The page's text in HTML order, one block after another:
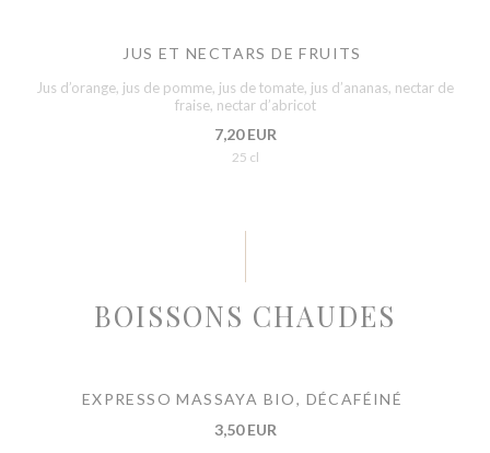
JUS ET NECTARS DE FRUITS
Jus d’orange, jus de pomme, jus de tomate, jus d’ananas, nectar de
fraise, nectar d’abricot
7,20 EUR
25 cl
BOISSONS CHAUDES
EXPRESSO MASSAYA BIO, DÉCAFÉINÉ
3,50 EUR